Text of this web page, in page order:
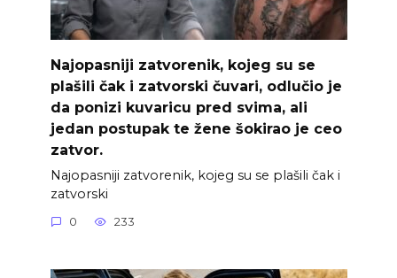
Najopasniji zatvorenik, kojeg su se
plašili čak i zatvorski čuvari, odlučio je
da ponizi kuvaricu pred svima, ali
jedan postupak te žene šokirao je ceo
zatvor.
Najopasniji zatvorenik, kojeg su se plašili čak i
zatvorski
0 233